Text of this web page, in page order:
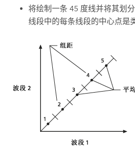
将绘制一条 45 度线并将其划
线段中的每条线段的中心点是